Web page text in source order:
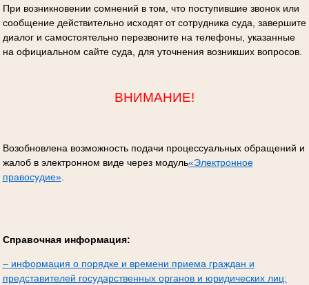
При возникновении сомнений в том, что поступившие звонок или
сообщение действительно исходят от сотрудника суда, завершите
диалог и самостоятельно перезвоните на телефоны, указанные
на официальном сайте суда, для уточнения возникших вопросов.
ВНИМАНИЕ!
Возобновлена возможность подачи процессуальных обращений и
жалоб в электронном виде через модуль«Электронное
правосудие».
Справочная информация:
– информация о порядке и времени приема граждан и
представителей государственных органов и юридических лиц;